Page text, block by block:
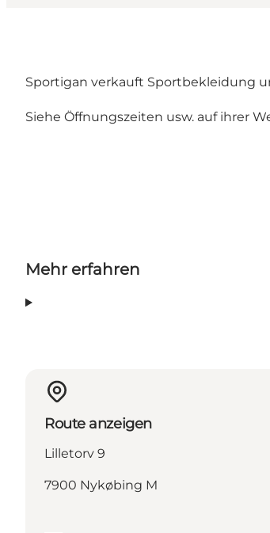
Sportigan verkauft Sportbekleidung
Siehe Öffnungszeiten usw. auf ihrer
Mehr erfahren
Route anzeigen
Lilletorv 9
7900 Nykøbing M